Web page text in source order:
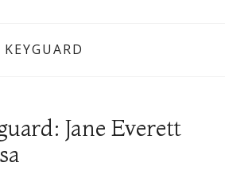
Jane Everett